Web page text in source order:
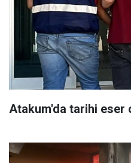
Atakum'da tarihi eser